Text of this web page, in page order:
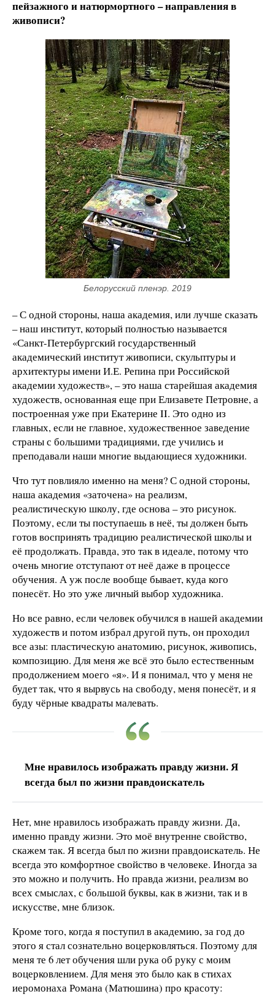
пейзажного и натюрмортного – направления в
живописи?
Белорусский пленэр. 2019
– С одной стороны, наша академия, или лучше сказать
– наш институт, который полностью называется
«Санкт-Петербургский государственный
академический институт живописи, скульптуры и
архитектуры имени И.Е. Репина при Российской
академии художеств», – это наша старейшая академия
художеств, основанная еще при Елизавете Петровне, а
построенная уже при Екатерине II. Это одно из
главных, если не главное, художественное заведение
страны с большими традициями, где учились и
преподавали наши многие выдающиеся художники.
Что тут повлияло именно на меня? С одной стороны,
наша академия «заточена» на реализм,
реалистическую школу, где основа – это рисунок.
Поэтому, если ты поступаешь в неё, ты должен быть
готов воспринять традицию реалистической школы и
её продолжать. Правда, это так в идеале, потому что
очень многие отступают от неё даже в процессе
обучения. А уж после вообще бывает, куда кого
понесёт. Но это уже личный выбор художника.
Но все равно, если человек обучился в нашей академии
художеств и потом избрал другой путь, он проходил
все азы: пластическую анатомию, рисунок, живопись,
композицию. Для меня же всё это было естественным
продолжением моего «я». И я понимал, что у меня не
будет так, что я вырвусь на свободу, меня понесёт, и я
буду чёрные квадраты малевать.
Мне нравилось изображать правду жизни. Я
всегда был по жизни правдоискатель
Нет, мне нравилось изображать правду жизни. Да,
именно правду жизни. Это моё внутренне свойство,
скажем так. Я всегда был по жизни правдоискатель. Не
всегда это комфортное свойство в человеке. Иногда за
это можно и получить. Но правда жизни, реализм во
всех смыслах, с большой буквы, как в жизни, так и в
искусстве, мне близок.
Кроме того, когда я поступил в академию, за год до
этого я стал сознательно воцерковляться. Поэтому для
меня те 6 лет обучения шли рука об руку с моим
воцерковлением. Для меня это было как в стихах
иеромонаха Романа (Матюшина) про красоту: